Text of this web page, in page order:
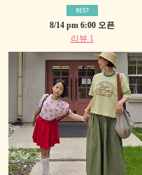
8/14 pm 6:00 오픈
리뷰 1